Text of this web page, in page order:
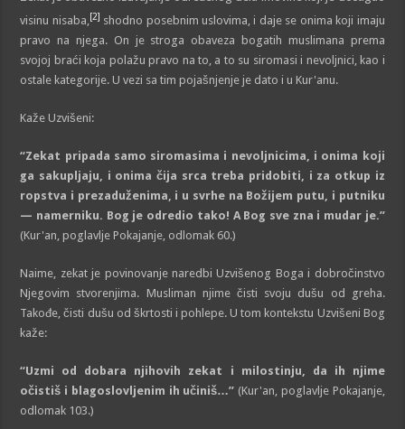
visinu nisaba,[2] shodno posebnim uslovima, i daje se onima koji imaju
pravo na njega. On je stroga obaveza bogatih muslimana prema
svojoj braći koja polažu pravo na to, a to su siromasi i nevoljnici, kao i
ostale kategorije. U vezi sa tim pojašnjenje je dato i u Kur'anu.
Kaže Uzvišeni:
“Zekat pripada samo siromasima i nevoljnicima, i onima koji
ga sakupljaju, i onima čija srca treba pridobiti, i za otkup iz
ropstva i prezaduženima, i u svrhe na Božijem putu, i putniku
— namerniku. Bog je odredio tako! A Bog sve zna i mudar je.”
(Kur'an, poglavlje Pokajanje, odlomak 60.)
Naime, zekat je povinovanje naredbi Uzvišenog Boga i dobročinstvo
Njegovim stvorenjima. Musliman njime čisti svoju dušu od greha.
Takođe, čisti dušu od škrtosti i pohlepe. U tom kontekstu Uzvišeni Bog
kaže:
“Uzmi od dobara njihovih zekat i milostinju, da ih njime
očistiš i blagoslovljenim ih učiniš…” (Kur'an, poglavlje Pokajanje,
odlomak 103.)